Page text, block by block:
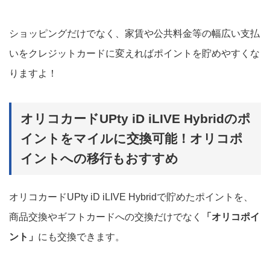
ショッピングだけでなく、家賃や公共料金等の幅広い支払
いをクレジットカードに変えればポイントを貯めやすくな
りますよ！
オリコカードUPty iD iLIVE Hybridのポ
イントをマイルに交換可能！オリコポ
イントへの移行もおすすめ
オリコカードUPty iD iLIVE Hybridで貯めたポイントを、
商品交換やギフトカードへの交換だけでなく
「オリコポイ
ント」 にも交換できます。